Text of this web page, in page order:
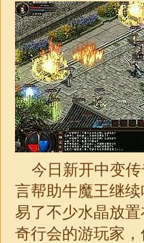
今日新开中变传
言帮助牛魔王继
易了不少水晶放
奇行会的游玩家